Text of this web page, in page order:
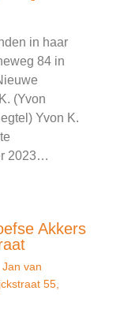
in haar
84 in
(Yvon
Yvon K.
2023…
Akkers
Jan van
55